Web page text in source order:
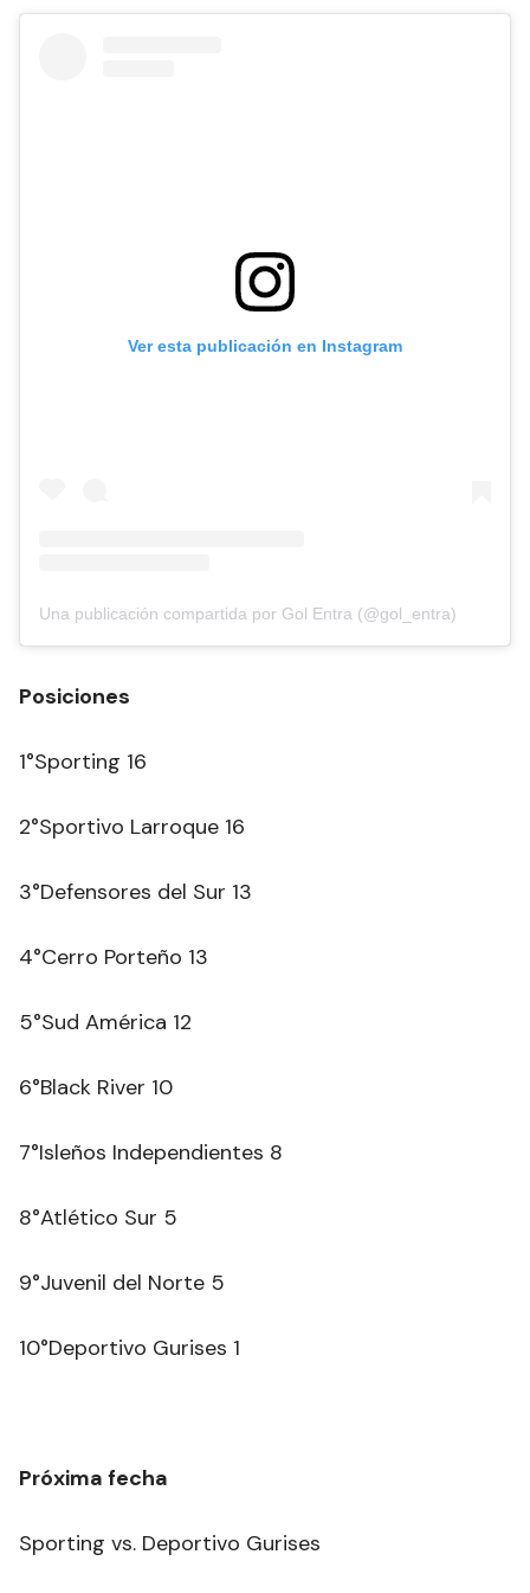
Ver esta publicación en Instagram
Una publicación compartida por Gol Entra (@gol_entra)
Posiciones
1°Sporting 16
2°Sportivo Larroque 16
3°Defensores del Sur 13
4°Cerro Porteño 13
5°Sud América 12
6°Black River 10
7°Isleños Independientes 8
8°Atlético Sur 5
9°Juvenil del Norte 5
10°Deportivo Gurises 1
Próxima fecha
Sporting vs. Deportivo Gurises